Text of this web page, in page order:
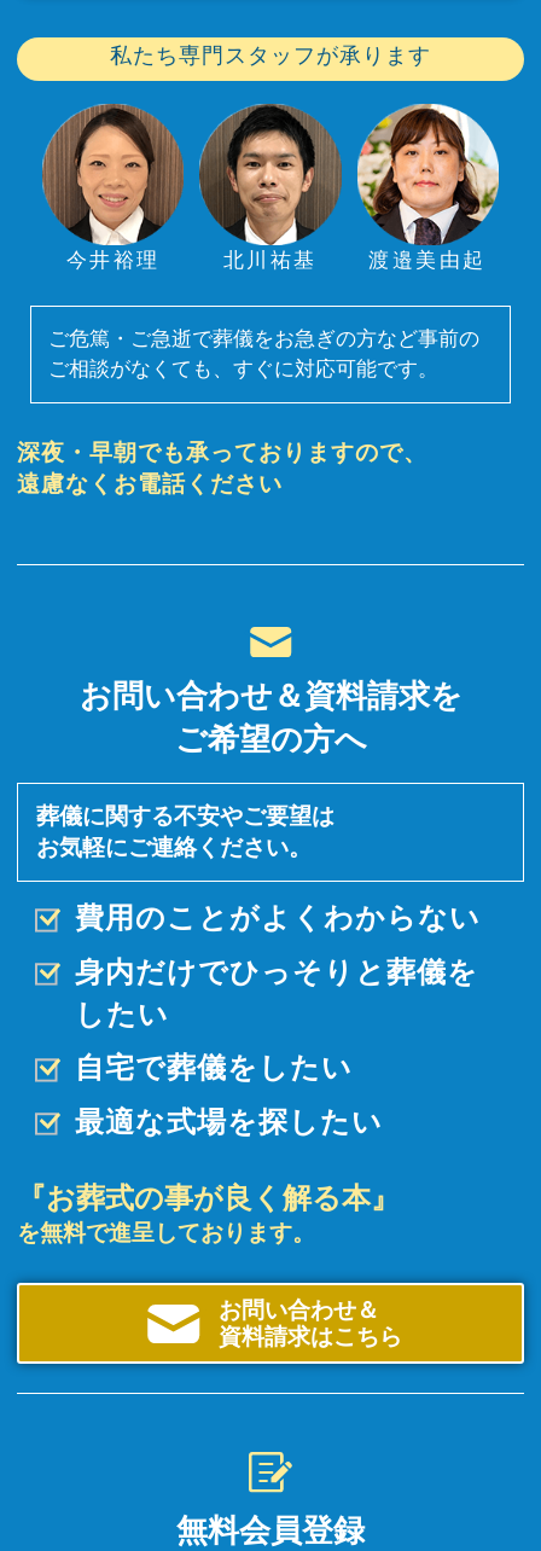
私たち専門スタッフが承ります
今井裕理 北川祐基 渡邉美由起
ご危篤・ご急逝で葬儀をお急ぎの方など事前の
ご相談がなくても、すぐに対応可能です。
深夜・早朝でも承っておりますので、
遠慮なくお電話ください
お問い合わせ＆資料請求を
ご希望の方へ
葬儀に関する不安やご要望は
お気軽にご連絡ください。
費用のことがよくわからない
身内だけでひっそりと 葬儀を
したい
自宅で葬儀をしたい
最適な式場を探したい
『お葬式の事が良く解る本』
を無料で進呈しております。
お問い合わせ＆
資料請求はこちら
無料会員登録